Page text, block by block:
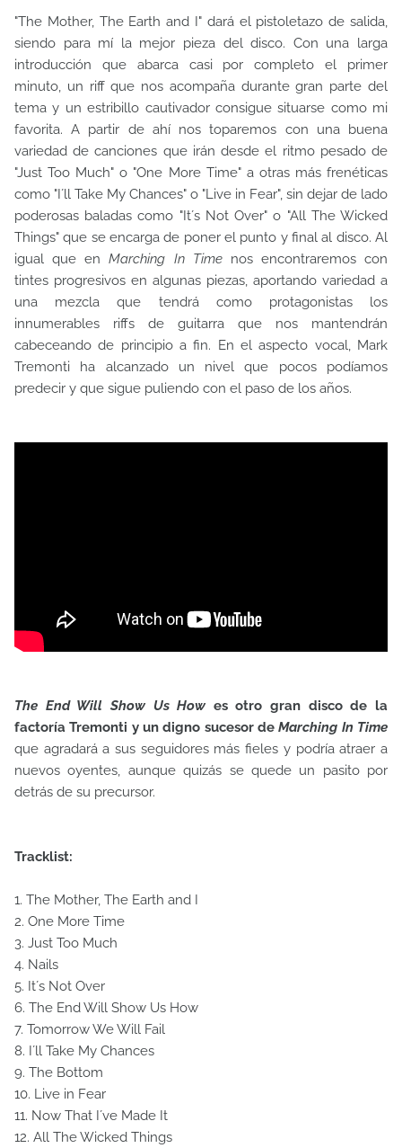
"The Mother, The Earth and I" dará el pistoletazo de salida,
siendo para mí la mejor pieza del disco. Con una larga
introducción que abarca casi por completo el primer
minuto, un riff que nos acompaña durante gran parte del
tema y un estribillo cautivador consigue situarse como mi
favorita. A partir de ahí nos toparemos con una buena
variedad de canciones que irán desde el ritmo pesado de
"Just Too Much" o "One More Time" a otras más frenéticas
como "I´ll Take My Chances" o "Live in Fear", sin dejar de lado
poderosas baladas como "It´s Not Over" o "All The Wicked
Things" que se encarga de poner el punto y final al disco. Al
igual que enMarching In Timenos encontraremos con
tintes progresivos en algunas piezas, aportando variedad a
una mezcla que tendrá como protagonistas los
innumerables riffs de guitarra que nos mantendrán
cabeceando de principio a fin. En el aspecto vocal, Mark
Tremonti ha alcanzado un nivel que pocos podíamos
predecir y que sigue puliendo con el paso de los años.
The End Will Show Us How es otro gran disco de la
factoría Tremonti y un digno sucesor deMarching In Time
que agradará a sus seguidores más fieles y podría atraer a
nuevos oyentes, aunque quizás se quede un pasito por
detrás de su precursor.
Tracklist:
1. The Mother, The Earth and I
2. One More Time
3. Just Too Much
4. Nails
5. It´s Not Over
6. The End Will Show Us How
7. Tomorrow We Will Fail
8. I´ll Take My Chances
9. The Bottom
10. Live in Fear
11. Now That I´ve Made It
12. All The Wicked Things